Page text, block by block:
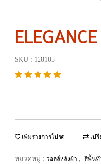
ELEGANCE
SKU : 128105
เพิ่มรายการโปรด เป
หมวดหมู่ : วอลล์หลังผ้า , สีพื้นทั่